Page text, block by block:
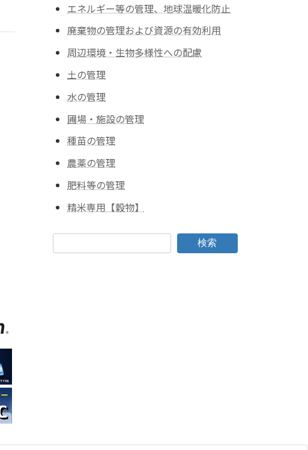
エネルギー等の管理、地球温暖化防止
廃棄物の管理および資源の有効利用
周辺環境・生物多様性への配慮
土の管理
水の管理
圃場・施設の管理
種苗の管理
農薬の管理
肥料等の管理
精米専用【穀物】
検索